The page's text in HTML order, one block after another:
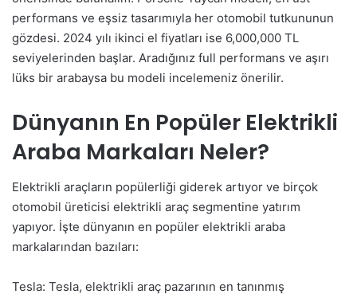
performans ve eşsiz tasarımıyla her otomobil tutkununun
gözdesi. 2024 yılı ikinci el fiyatları ise 6,000,000 TL
seviyelerinden başlar. Aradığınız full performans ve aşırı
lüks bir arabaysa bu modeli incelemeniz önerilir.
Dünyanın En Popüler Elektrikli
Araba Markaları Neler?
Elektrikli araçların popülerliği giderek artıyor ve birçok
otomobil üreticisi elektrikli araç segmentine yatırım
yapıyor. İşte dünyanın en popüler elektrikli araba
markalarından bazıları:
Tesla: Tesla, elektrikli araç pazarının en tanınmış